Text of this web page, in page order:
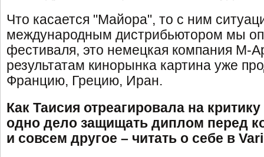
Что касается "Майора", то с ним
международным дистрибьютором мы
фестиваля, это немецкая компания M-
результатам кинорынка картина уже
Францию, Грецию, Иран.
Как Таисия отреагировала на
одно дело защищать диплом перед
и совсем другое – читать о себе в